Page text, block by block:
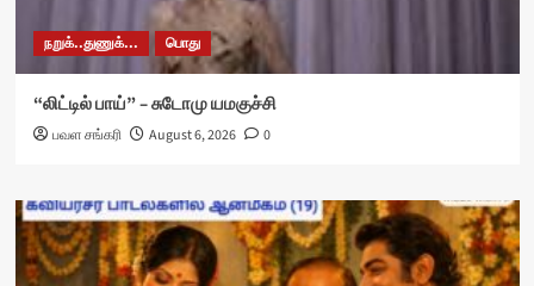
நறுக்..துணுக்... பொது
“லிட்டில் பாய்” – சுடோமு யமகுச்சி
பவள சங்கரி August 6, 2026 0